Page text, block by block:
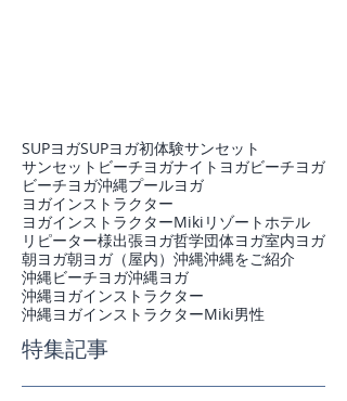
SUPヨガSUPヨガ初体験サンセット
サンセットビーチヨガナイトヨガビーチヨガ
ビーチヨガ沖縄プールヨガ
ヨガインストラクター
ヨガインストラクターMiki リゾートホテル
リピーター様出張ヨガ哲学団体ヨガ室内ヨガ
朝ヨガ朝ヨガ（屋内） 沖縄沖縄をご紹介
沖縄ビーチヨガ沖縄ヨガ
沖縄ヨガインストラクター
沖縄ヨガインストラクターMiki男性
特集記事